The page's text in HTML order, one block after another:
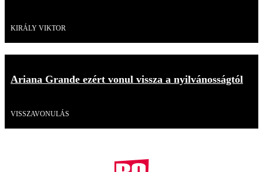
KIRÁLY VIKTOR
Ariana Grande ezért vonul vissza a nyilvánosságtól
VISSZAVONULÁS